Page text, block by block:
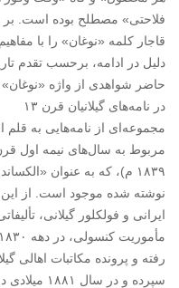
فلاحتی» مصطلح بوده است.
قاجار کلمه «نوغان» را با
دلیل در ادامه، برحسب تقدم
حاضر شواهدی از واژه
در نامه‌های گیلانیان قرن ۱۳
مجموعه‌ای از نامه‌هایی به قلم
۱۸۳۹ م)، که به عنوان
نوشته شده موجود است. از این
سپرده و